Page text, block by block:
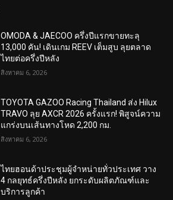
OMODA & JAECOO ครึ่งปีแรกขายทะลุ
13,000 คัน! เดินเกม REEV เต็มสูบ ลุยตลาด
ไทยต่อครึ่งปีหลัง
สิงหาคม 6, 2026
TOYOTA GAZOO Racing Thailand ส่ง Hilux
TRAVO ลุย AXCR 2026 ครั้งแรก! พิสูจน์ความ
แกร่งบนเส้นทางโหด 2,200 กม.
สิงหาคม 6, 2026
ไทยฮอนด้าประชุมผู้จำหน่ายทั่วประเทศ วาง
4 กลยุทธ์ครึ่งปีหลัง ยกระดับผลิตภัณฑ์และ
บริการลูกค้า